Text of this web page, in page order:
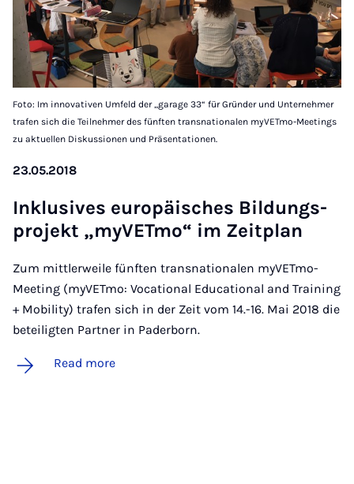
Foto: Im innovativen Umfeld der „garage 33“ für Gründer und Unternehmer
trafen sich die Teilnehmer des fünften transnationalen myVETmo-Meetings
zu aktuellen Diskussionen und Präsentationen.
23.05.2018
Inklus­ives europäisches Bildung­s­
pro­jekt „myVETmo“ im Zeit­plan
Zum mittlerweile fünften transnationalen myVETmo-
Meeting (myVETmo: Vocational Educational and Training
+ Mobility) trafen sich in der Zeit vom 14.-16. Mai 2018 die
beteiligten Partner in Paderborn.
Read more